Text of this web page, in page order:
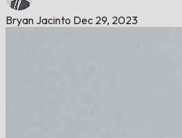
Bryan Jacinto Dec 29, 2023